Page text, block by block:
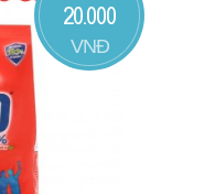
20.000
VNĐ